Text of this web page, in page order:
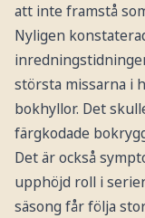
att inte framstå
Nyligen
största missarna i
bokhyllor. Det
färgkodade
Det är också
upphöjd roll i
säsong får följa